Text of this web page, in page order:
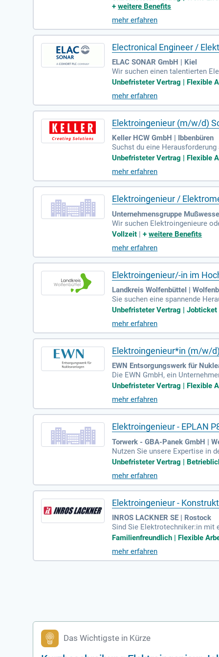
urchführung von
w. Techniker-Ausbildung mit
slich.
+weitere Benefits
mehr erfahren
Electronical Engineer /
ELAC SONAR GmbH | Kiel
Wir suchen einen talentierten
entwerfen und entwickeln Sie
analoger Sende- und
nahme von Prototypen und
lifikation elektronischer
Unbefristeter Vertrag | Flexible
mehr erfahren
Elektroingenieur (m/w/d)
Keller HCW GmbH | Ibbenbüren
Suchst du eine
mmierten Legris Industries,
ntriebstechnik. Zusätzlich wirst
die Zukunft der
Unbefristeter Vertrag | Flexible
mehr erfahren
Elektroingenieur /
Unternehmensgruppe
Wir suchen Elektroingenieure
nung und profitieren Sie von
rg. Wir unterstützen Sie durch
Zukunft haben, freuen wir uns
Vollzeit |+weitere Benefits
mehr erfahren
Elektroingenieur/-in im
Landkreis Wolfenbüttel |
Sie suchen eine spannende
mmunaler Hochbaumaßnahmen
e Objektüberwachung,
rstudium in Elektrotechnik oder
bringen und einen Führerschein
Unbefristeter Vertrag |
mehr erfahren
Elektroingenieur*in (m/w/d)
EWN Entsorgungswerk für
Die EWN GmbH, ein
aft (GVEFK) (m/w/d). In dieser
e Aufgabe ist es, die
dass alle elektrotechnischen
Unbefristeter Vertrag | Flexible
mehr erfahren
Elektroingenieur - EPLAN
Torwerk - GBA-Panek GmbH |
Nutzen Sie unsere Expertise in
AN P8. Wir programmieren
en zu bieten. Unsere Techniker
inbetriebnahme in Weimar
udienabschlüssen in
Unbefristeter Vertrag |
mehr erfahren
Elektroingenieur -
INROS LACKNER SE | Rostock
Sind Sie Elektrotechniker:in mit
ab. Sie erstellen Konzepte,
ten in Schalt- und
eitszeiten und umfangreiche
uf Nachhaltigkeit in unseren
Familienfreundlich | Flexible
mehr erfahren
Das Wichtigste in Kürze